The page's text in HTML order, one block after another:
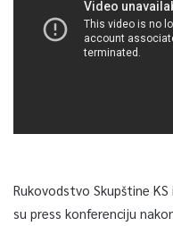
Rukovodstvo Skupštine
su press konferenciju